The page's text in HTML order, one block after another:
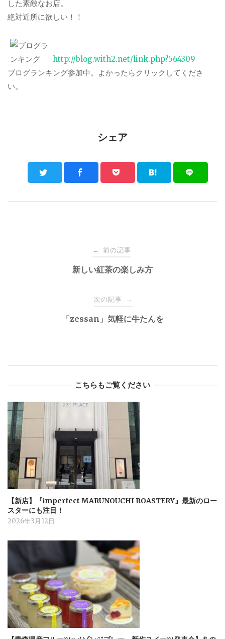
した素敵なお店。
絶対近所に欲しい！！
http://blog.with2.net/link.php?564309
ブログランキング参加中。よかったらクリックしてくださ
い。
シェア
navigation
← 前の記事
新しい紅茶の楽しみ方
次の記事 →
「zessan」気軽に牛たんを
こちらもご覧ください
【新店】『imperfect MARUNOUCHI ROASTERY』最新のロー
スターにも注目！
2026年3月12日